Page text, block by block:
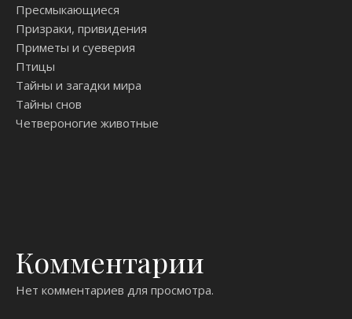
Пресмыкающиеся
Призраки, привидения
Приметы и суеверия
Птицы
Тайны и загадки мира
Тайны снов
Четвероногие животные
Комментарии
Нет комментариев для просмотра.